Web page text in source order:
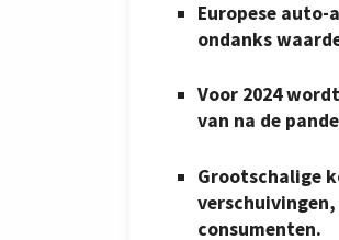
Europese auto-
ondanks
Voor 2024
van na de
Grootschalige
consumenten.